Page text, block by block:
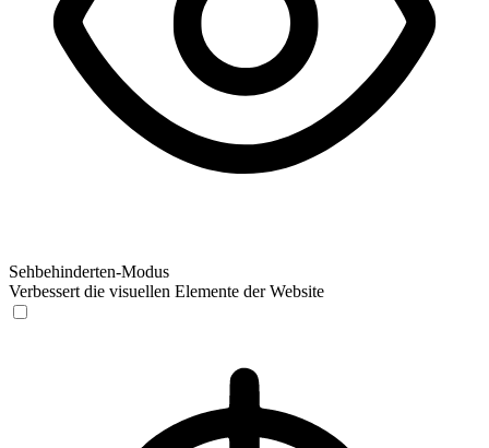
Sehbehinderten-Modus
Verbessert die visuellen Elemente der Website